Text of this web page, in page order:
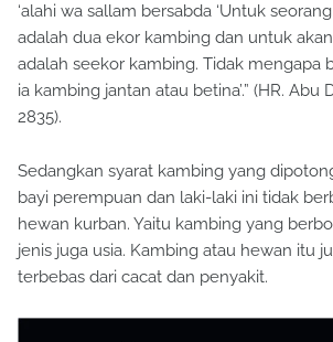
‘alahi wa sallam bersabda ‘Untuk
adalah dua ekor kambing dan untuk
adalah seekor kambing. Tidak mengapa
ia kambing jantan atau betina’.” (HR. Abu
2835).
Sedangkan syarat kambing yang
bayi perempuan dan laki-laki ini tidak
hewan kurban. Yaitu kambing yang
jenis juga usia. Kambing atau hewan itu
terbebas dari cacat dan penyakit.